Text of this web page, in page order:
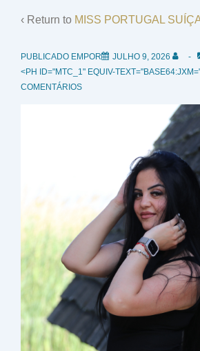
‹ Return to MISS PORTUGAL
PUBLICADO EMPOR JULHO 9, 2026
<PH ID="MTC_1" EQUIV-
COMENTÁRIOS